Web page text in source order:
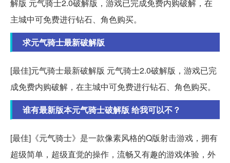
解版 元气骑士2.0破解版，游戏已完成免费内购破解，在
主城中可免费进行钻石、角色购买。
求元气骑士最新破解版
[最佳]元气骑士最新破解版 元气骑士2.0破解版，游戏已完
成免费内购破解，在主城中可免费进行钻石、角色购买。
谁有最新版本元气骑士破解版 给我可以不？
[最佳]《元气骑士》是一款像素风格的Q版射击游戏，拥有
超级简单，超级直觉的操作，流畅又有趣的游戏体验，外